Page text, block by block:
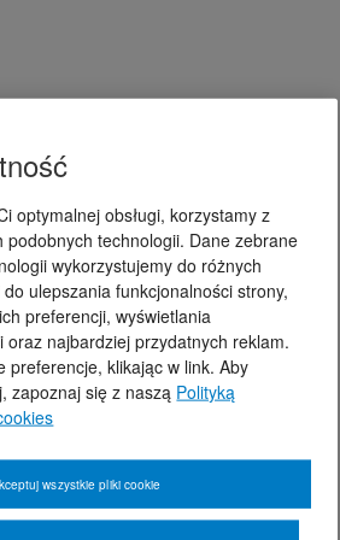
optymalnej obsługi, korzystamy z
podobnych technologii. Dane zebrane
wykorzystujemy do różnych
ulepszania funkcjonalności strony,
preferencji, wyświetlania
oraz najbardziej przydatnych reklam.
preferencje, klikając w link. Aby
zapoznaj się z naszą Polityką
wszystkie pliki cookie